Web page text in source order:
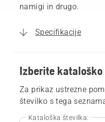
namigi in drugo.
Specifikacije
Izberite
Za prikaz ustrezne
številko s tega
Kataloška številka: